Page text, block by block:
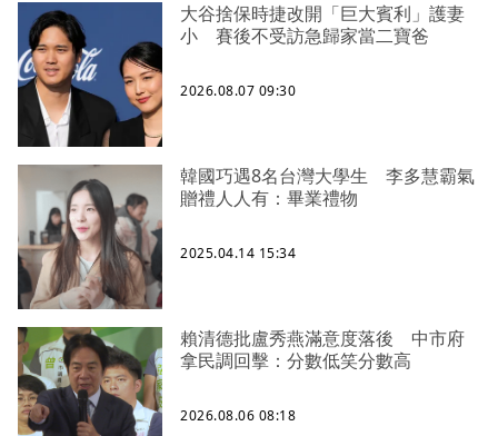
大谷捨保時捷改開「巨大賓利」護妻
小 賽後不受訪急歸家當二寶爸
2026.08.07 09:30
韓國巧遇8名台灣大學生 李多慧霸氣
贈禮人人有：畢業禮物
2025.04.14 15:34
賴清德批盧秀燕滿意度落後 中市府
拿民調回擊：分數低笑分數高
2026.08.06 08:18